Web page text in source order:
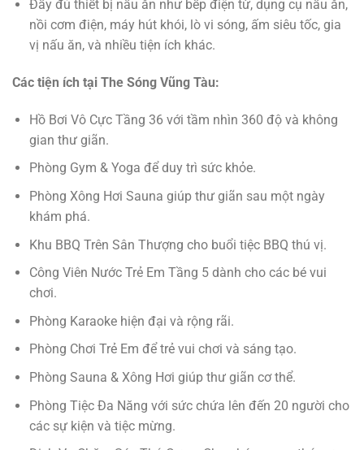
Đầy đủ thiết bị nấu ăn như bếp điện từ, dụng cụ nấu ăn,
nồi cơm điện, máy hút khói, lò vi sóng, ấm siêu tốc, gia
vị nấu ăn, và nhiều tiện ích khác.
Các tiện ích tại The Sóng Vũng Tàu:
Hồ Bơi Vô Cực Tầng 36 với tầm nhìn 360 độ và không
gian thư giãn.
Phòng Gym & Yoga để duy trì sức khỏe.
Phòng Xông Hơi Sauna giúp thư giãn sau một ngày
khám phá.
Khu BBQ Trên Sân Thượng cho buổi tiệc BBQ thú vị.
Công Viên Nước Trẻ Em Tầng 5 dành cho các bé vui
chơi.
Phòng Karaoke hiện đại và rộng rãi.
Phòng Chơi Trẻ Em để trẻ vui chơi và sáng tạo.
Phòng Sauna & Xông Hơi giúp thư giãn cơ thể.
Phòng Tiệc Đa Năng với sức chứa lên đến 20 người cho
các sự kiện và tiệc mừng.